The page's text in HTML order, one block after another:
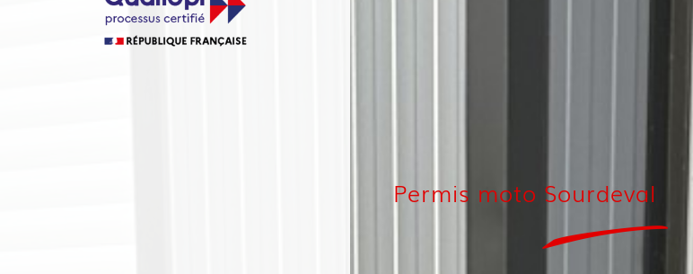
Permis moto Sourdeval